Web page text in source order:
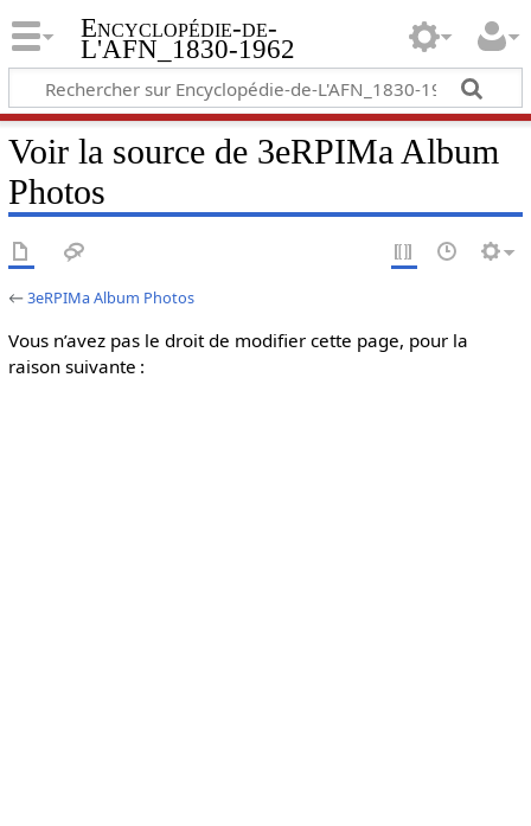
Encyclopédie-de-
L'AFN_1830-1962
Voir la source de 3eRPIMa Album
Photos
←3eRPIMa Album Photos
Vous n’avez pas le droit de modifier cette page, pour la
raison suivante :